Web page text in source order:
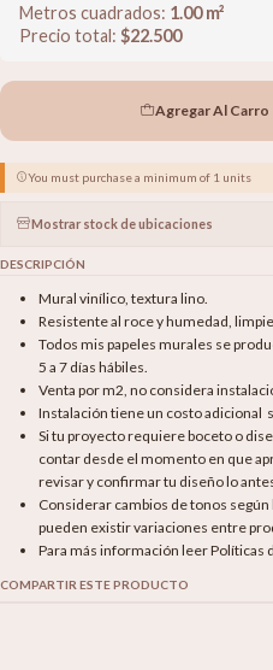
Metros cuadrados: 1.00m²
Precio total: $22.500
Agregar Al Carro
You must purchase a minimum of 1 units
Mostrar stock de ubicaciones
DESCRIPCIÓN
Mural vinílico, textura lino.
Resistente al roce y humedad,
Todos mis papeles murales se
5 a 7 días hábiles.
Venta por m2, no considera
Instalación tiene un costo adicional
Si tu proyecto requiere boceto o
contar desde el momento en que
revisar y confirmar tu diseño lo
Considerar cambios de tonos
pueden existir variaciones entre
Para más información leer Políticas
COMPARTIR ESTE PRODUCTO